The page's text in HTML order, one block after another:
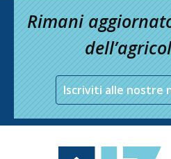
Rimani
Iscriviti alle nostre